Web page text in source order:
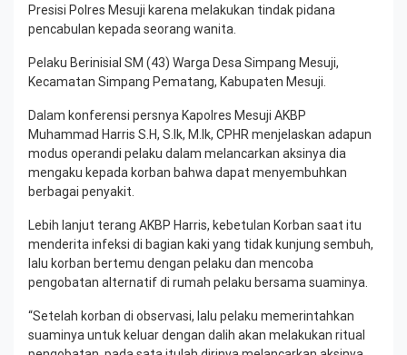
Presisi Polres Mesuji karena melakukan tindak pidana
pencabulan kepada seorang wanita.
Pelaku Berinisial SM (43) Warga Desa Simpang Mesuji,
Kecamatan Simpang Pematang, Kabupaten Mesuji.
Dalam konferensi persnya Kapolres Mesuji AKBP
Muhammad Harris S.H, S.Ik, M.Ik, CPHR menjelaskan adapun
modus operandi pelaku dalam melancarkan aksinya dia
mengaku kepada korban bahwa dapat menyembuhkan
berbagai penyakit.
Lebih lanjut terang AKBP Harris, kebetulan Korban saat itu
menderita infeksi di bagian kaki yang tidak kunjung sembuh,
lalu korban bertemu dengan pelaku dan mencoba
pengobatan alternatif di rumah pelaku bersama suaminya.
“Setelah korban di observasi, lalu pelaku memerintahkan
suaminya untuk keluar dengan dalih akan melakukan ritual